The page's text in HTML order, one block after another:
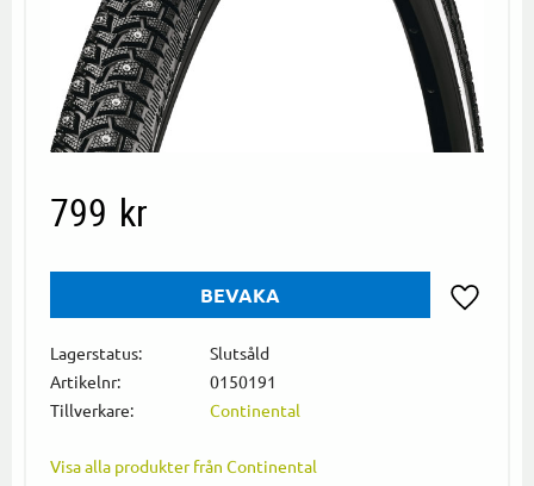
799 kr
BEVAKA
Lagerstatus
Slutsåld
Artikelnr
0150191
Tillverkare
Continental
Visa alla produkter från Continental